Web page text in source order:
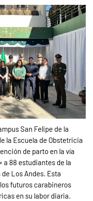
San Felipe de la
la Escuela de Obstetricia
de parto en la vía
a 88 estudiantes de la
Los Andes. Esta
futuros carabineros
en su labor diaria.